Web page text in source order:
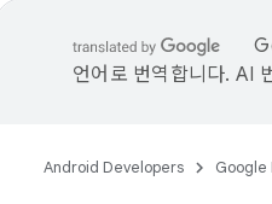
언어로 번역합니다. AI
Android Developers Google